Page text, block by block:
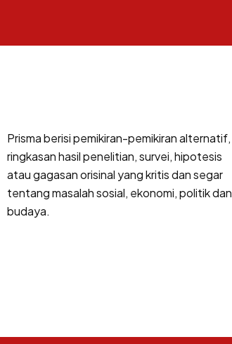
Prisma berisi pemikiran-pemikiran alternatif,
ringkasan hasil penelitian, survei, hipotesis
atau gagasan orisinal yang kritis dan segar
tentang masalah sosial, ekonomi, politik dan
budaya.